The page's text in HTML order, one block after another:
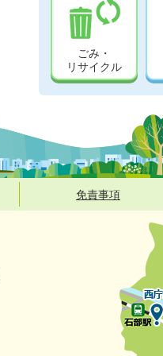
ごみ・
リサイクル
免責事項